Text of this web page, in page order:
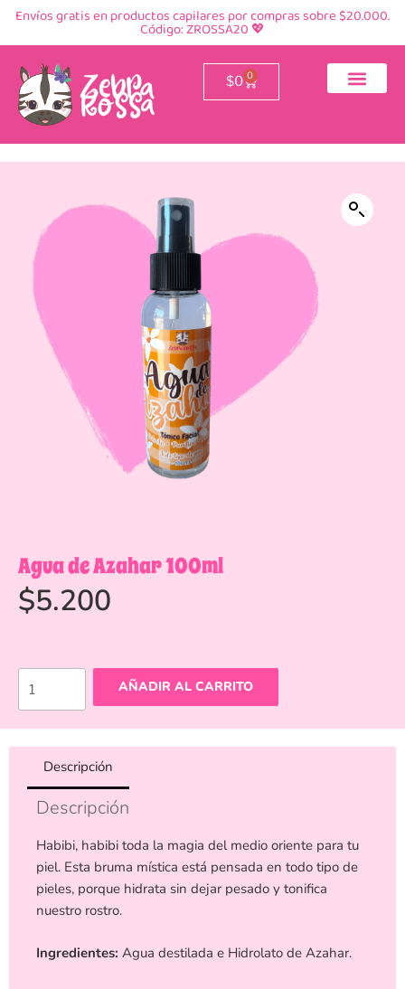
Envíos gratis en productos capilares por compras sobre $20.000.
Código: ZROSSA20 💖
$0 0
Agua de Azahar 100ml
$5.200
AÑADIR AL CARRITO
Descripción
Descripción
Habibi, habibi toda la magia del medio oriente para tu
piel. Esta bruma mística está pensada en todo tipo de
pieles, porque hidrata sin dejar pesado y tonifica
nuestro rostro.
Ingredientes: Agua destilada e Hidrolato de Azahar.